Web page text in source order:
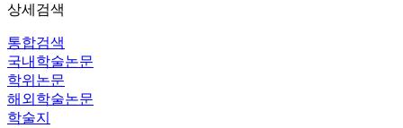
상세검색
통합검색
국내학술논문
학위논문
해외학술논문
학술지